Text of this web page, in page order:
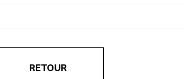
RETOUR